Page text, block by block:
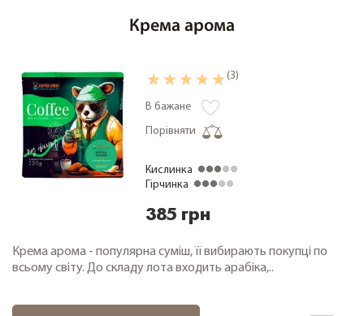
Крема арома
(3)
В бажане
Порівняти
Кислинка
Гірчинка
385 грн
Крема арома - популярна суміш, її вибирають покупці по
всьому світу. До складу лота входить арабіка,..